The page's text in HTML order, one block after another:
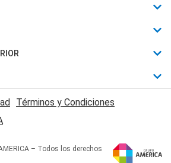
Términos y Condiciones
– Todos los derechos